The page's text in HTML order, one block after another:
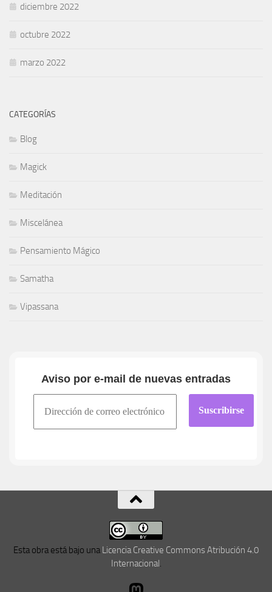
diciembre 2022
octubre 2022
marzo 2022
CATEGORÍAS
Blog
Magick
Meditación
Miscelánea
Pensamiento Mágico
Samatha
Vipassana
Aviso por e-mail de nuevas entradas
Esta obra está bajo una Licencia Creative Commons Atribución 4.0
Internacional.